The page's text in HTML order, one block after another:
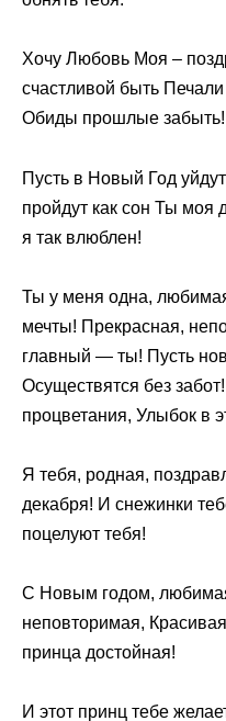
Хочу Любовь Моя –
счастливой быть
Обиды прошлые забыть!
Пусть в Новый Год
пройдут как сон Ты моя
я так влюблен!
Ты у меня одна,
мечты! Прекрасная,
главный — ты! Пусть
Осуществятся без
процветания, Улыбок в
Я тебя, родная,
декабря! И снежинки
поцелуют тебя!
С Новым годом,
неповторимая,
принца достойная!
И этот принц тебе